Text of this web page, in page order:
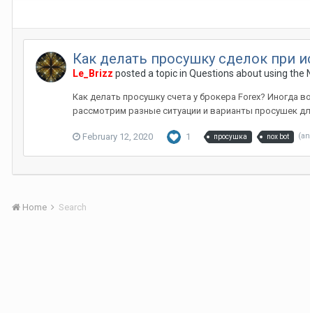
Как делать просушку сделок при
Le_Brizz posted a topic in Questions about using the
Как делать просушку счета у брокера Forex? Иногда
рассмотрим разные ситуации и варианты просушек
February 12, 2020 1 просушка nox bot
Home Search